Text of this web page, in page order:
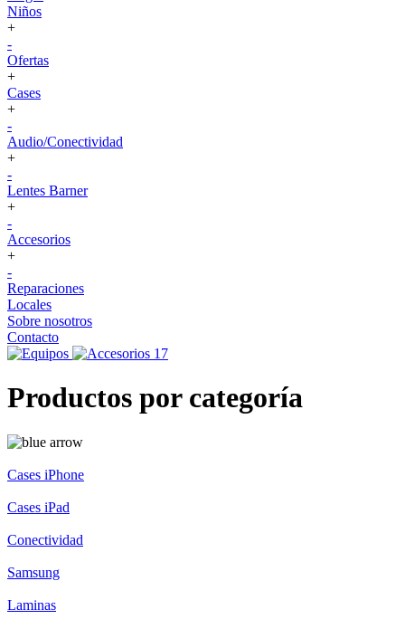
Niños
+
-
Ofertas
+
Cases
+
-
Audio/Conectividad
+
-
Lentes Barner
+
-
Accesorios
+
-
Reparaciones
Locales
Sobre nosotros
Contacto
Productos por categoría
Cases iPhone
Cases iPad
Conectividad
Samsung
Laminas